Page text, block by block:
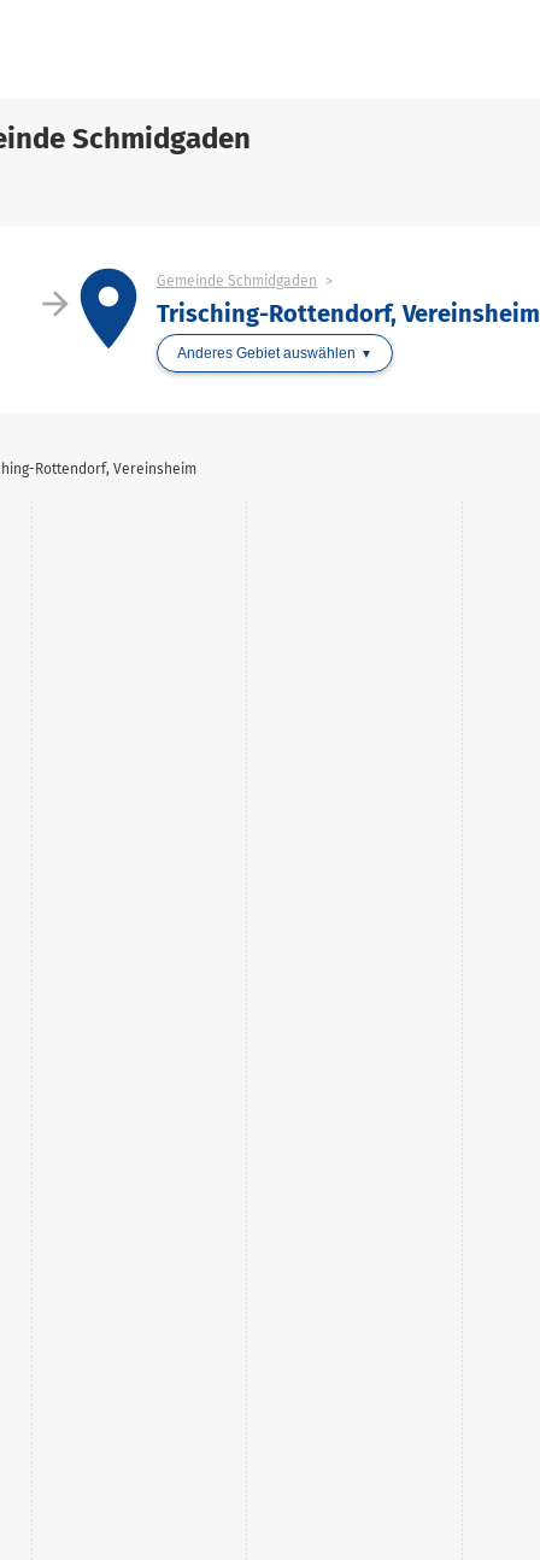
Schmidgaden
arrow_forwardplace Gemeinde Schmidgaden
Trisching-Rottendorf, Vereinsheim
Anderes Gebiet auswählen
Rottendorf, Vereinsheim